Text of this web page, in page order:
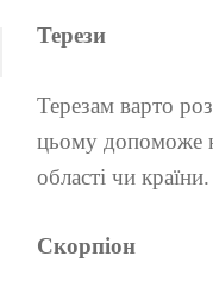
Терези
Терезам варто
цьому допоможе
області чи країни.
Скорпіон